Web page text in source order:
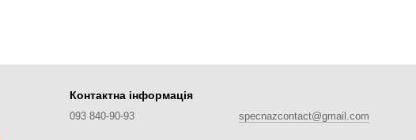
Контактна інформація
093 840-90-93 specnazcontact@gmail.com